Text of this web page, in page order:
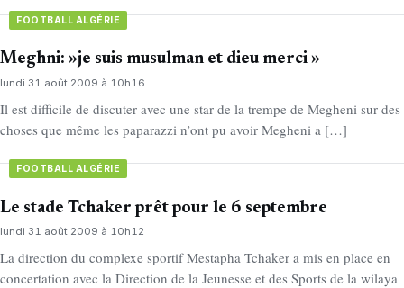
FOOTBALL ALGÉRIE
Meghni: »je suis musulman et dieu merci »
lundi 31 août 2009 à 10h16
Il est difficile de discuter avec une star de la trempe de Megheni sur des
choses que même les paparazzi n’ont pu avoir Megheni a […]
FOOTBALL ALGÉRIE
Le stade Tchaker prêt pour le 6 septembre
lundi 31 août 2009 à 10h12
La direction du complexe sportif Mestapha Tchaker a mis en place en
concertation avec la Direction de la Jeunesse et des Sports de la wilaya